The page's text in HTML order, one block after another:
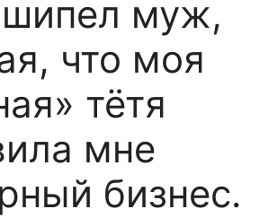
муж,
что моя
тётя
мне
бизнес.